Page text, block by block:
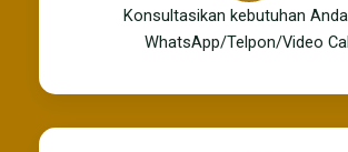
Konsultasikan kebutuhan
WhatsApp/Telpon/Video